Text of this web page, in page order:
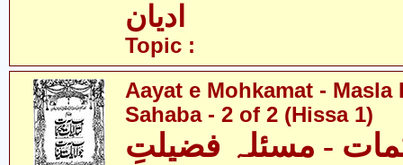
ادیان
Topic :
Aayat e Mohkamat - Masla
Sahaba - 2 of 2 (Hissa 1)
- مسئلہ فضیلتِ